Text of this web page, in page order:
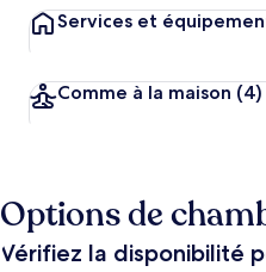
Services et
Comme à la maison (4)
Options de
Vérifiez la disponibilité